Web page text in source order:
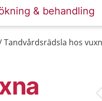
& behandling
Tandvårdsrädsla hos